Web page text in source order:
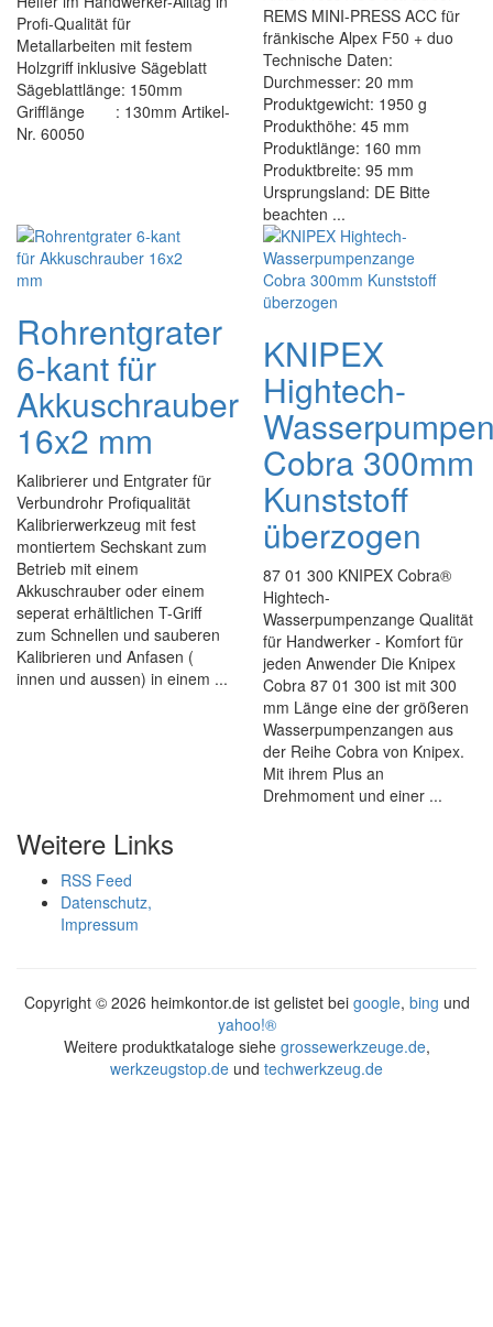
Profi-Qualität für
Metallarbeiten mit festem
Holzgriff inklusive Sägeblatt
Sägeblattlänge: 150mm
Grifflänge : 130mm Artikel-
Nr. 60050
REMS MINI-PRESS ACC für
fränkische Alpex F50 + duo
Technische Daten:
Durchmesser: 20 mm
Produktgewicht: 1950 g
Produkthöhe: 45 mm
Produktlänge: 160 mm
Produktbreite: 95 mm
Ursprungsland: DE Bitte
beachten ...
Rohrentgrater
6-kant für
Akkuschrauber
16x2 mm
Kalibrierer und Entgrater für
Verbundrohr Profiqualität
Kalibrierwerkzeug mit fest
montiertem Sechskant zum
Betrieb mit einem
Akkuschrauber oder einem
seperat erhältlichen T-Griff
zum Schnellen und sauberen
Kalibrieren und Anfasen (
innen und aussen) in einem ...
KNIPEX
Hightech-
Cobra 300mm
Kunststoff
überzogen
87 01 300 KNIPEX Cobra®
Hightech-
Wasserpumpenzange Qualität
für Handwerker - Komfort für
jeden Anwender Die Knipex
Cobra 87 01 300 ist mit 300
mm Länge eine der größeren
Wasserpumpenzangen aus
der Reihe Cobra von Knipex.
Mit ihrem Plus an
Drehmoment und einer ...
Weitere Links
RSS Feed
Datenschutz,
Impressum
Copyright © 2026 heimkontor.de ist gelistet bei google, bing und
yahoo!®
Weitere produktkataloge siehe grossewerkzeuge.de,
werkzeugstop.de und techwerkzeug.de